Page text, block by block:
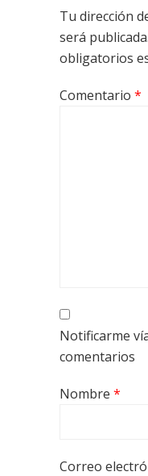
Tu dirección
será publicada.
obligatorios
Comentario *
Notificarme
comentarios
Nombre *
Correo